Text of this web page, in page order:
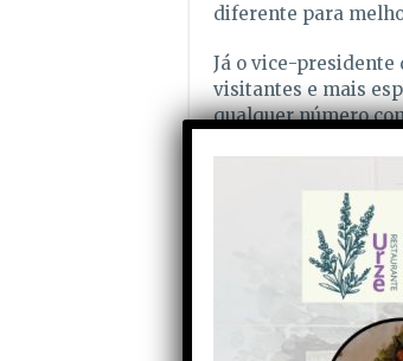
diferente para
Já o vice-presidente
visitantes e mais
qualquer número
conseguir aquilo
expositores.
do próximo ano.
Partilhe com os seus